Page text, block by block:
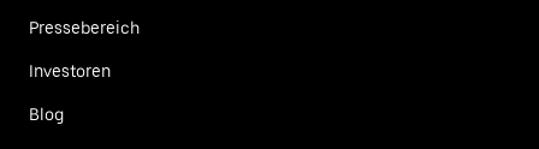
Pressebereich
Investoren
Blog